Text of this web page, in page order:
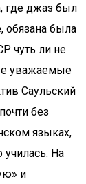
где джаз был
обязана была
чуть ли не
уважаемые
Саульский
без
языках,
училась. На
и